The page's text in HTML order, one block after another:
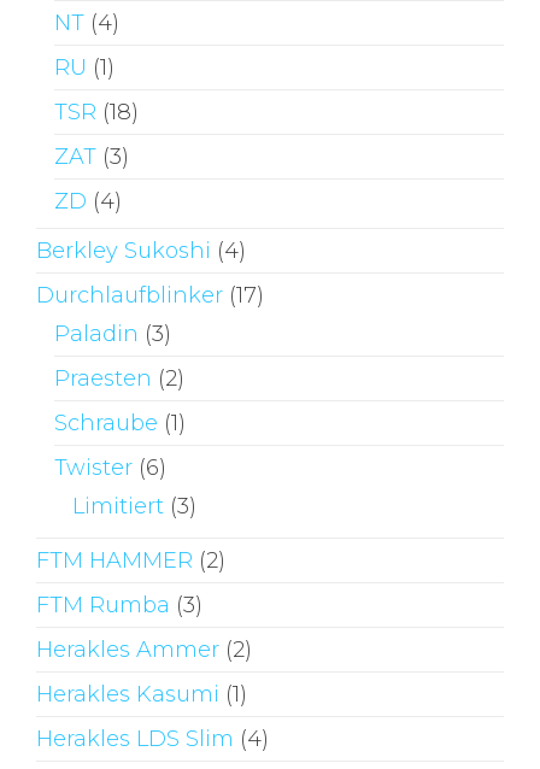
NT (4)
RU (1)
TSR (18)
ZAT (3)
ZD (4)
Berkley Sukoshi (4)
Durchlaufblinker (17)
Paladin (3)
Praesten (2)
Schraube (1)
Twister (6)
Limitiert (3)
FTM HAMMER (2)
FTM Rumba (3)
Herakles Ammer (2)
Herakles Kasumi (1)
Herakles LDS Slim (4)